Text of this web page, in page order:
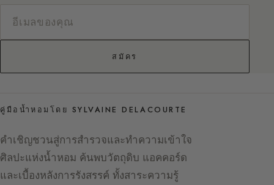
สมัคร
คู่มือน้ำหอมโดย SYLVAINE DELACOURTE
คำเชิญชวนสู่การสำรวจและทำความเข้าใจ
ศิลปะแห่งน้ำหอม ค้นพบวัตถุดิบ แอคคอร์ด
และเบื้องหลังการรังสรรค์ ทั้งสาระความรู้